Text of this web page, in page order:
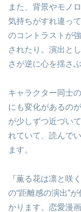
また、背景やモノ
気持ちがすれ違っ
のコントラストが
されたり。演出と
さが逆に心を揺さ
キャラクター同士
にも変化があるの
が少しずつ近づい
れていて、読んで
ます。
『薫る花は凛と咲
の“距離感の演出”
かります。恋愛漫